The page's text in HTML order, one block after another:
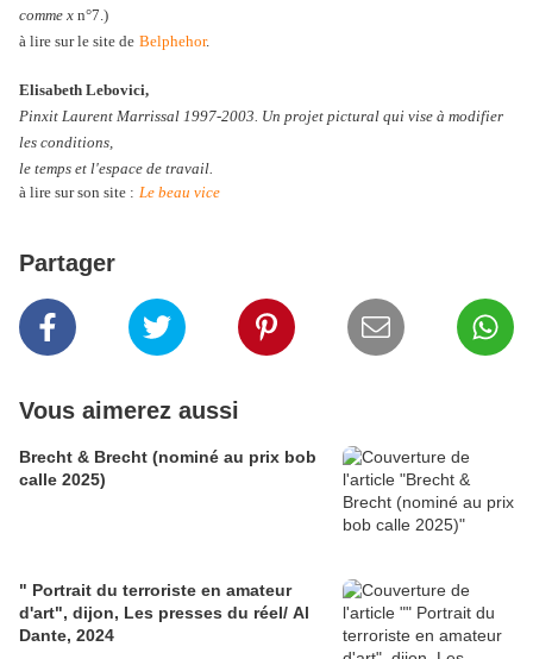
comme x n°7.)
à lire sur le site de Belphehor.
Elisabeth Lebovici,
Pinxit Laurent Marrissal 1997-2003. Un projet pictural qui vise à modifier
les conditions,
le temps et l'espace de travail.
à lire sur son site : Le beau vice
Partager
Vous aimerez aussi
Brecht & Brecht (nominé au prix bob
calle 2025)
" Portrait du terroriste en amateur
d'art", dijon, Les presses du réel/ Al
Dante, 2024